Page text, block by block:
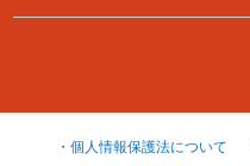
・個人情報保護法について